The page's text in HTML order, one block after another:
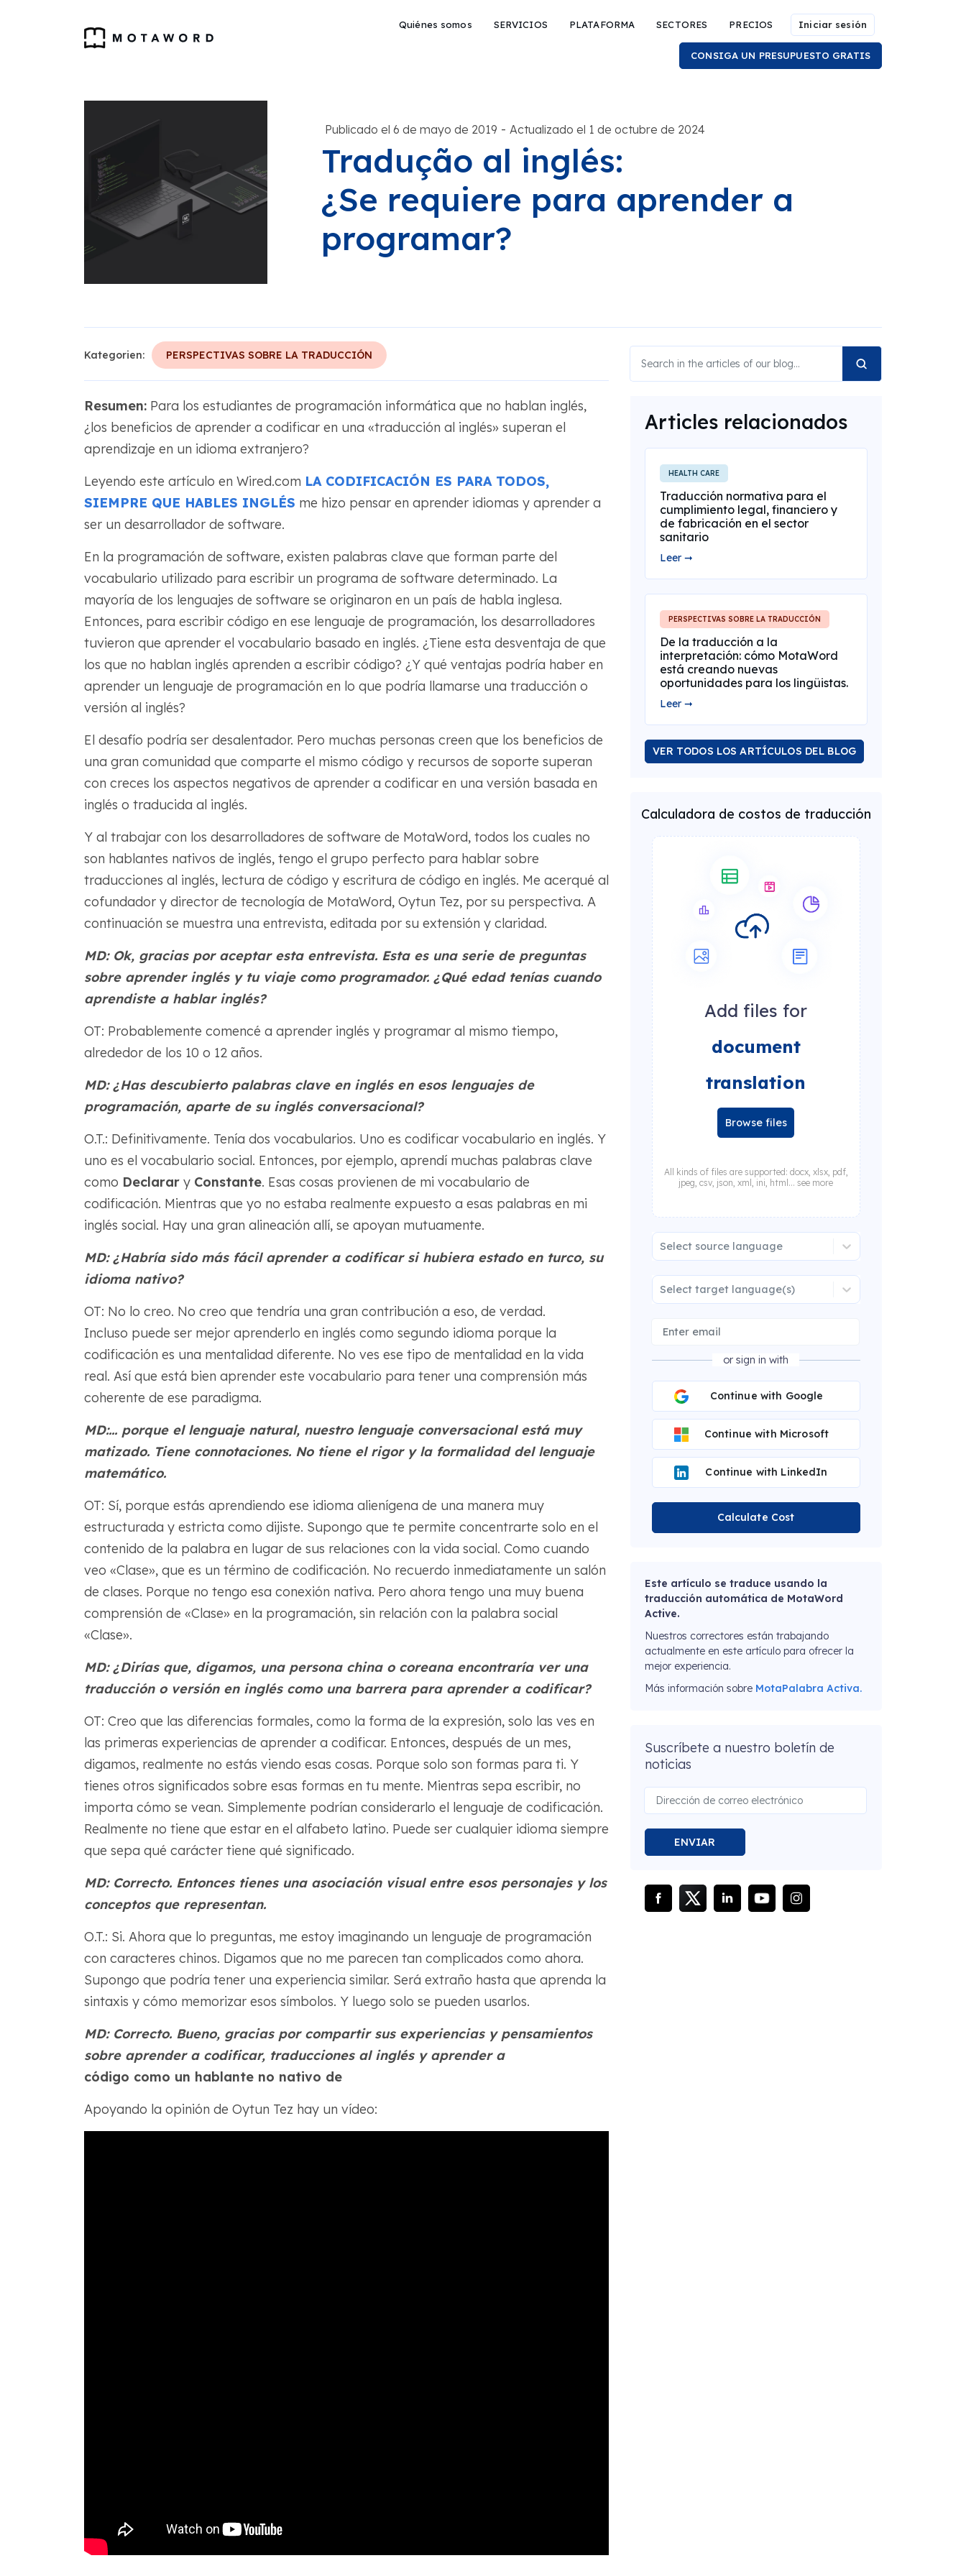
Quiénes somos SERVICIOS PLATAFORMA SECTORES PRECIOS Iniciar sesión
CONSIGA UN PRESUPUESTO GRATIS
Publicado el 6 de mayo de 2019 - Actualizado el 1 de octubre de 2024
Tradução al inglés:
¿Se requiere para aprender a
programar?
Kategorien: PERSPECTIVAS SOBRE LA TRADUCCIÓN
Resumen:Para los estudiantes de programación informática que no hablan inglés,
¿los beneficios de aprender a codificar en una «traducción al inglés» superan el
aprendizaje en un idioma extranjero?
Leyendo este artículo en Wired.com LA CODIFICACIÓN ES PARA TODOS,
SIEMPRE QUE HABLES INGLÉS me hizo pensar en aprender idiomas y aprender a
ser un desarrollador de software.
En la programación de software, existen palabras clave que forman parte del
vocabulario utilizado para escribir un programa de software determinado. La
mayoría de los lenguajes de software se originaron en un país de habla inglesa.
Entonces, para escribir código en ese lenguaje de programación, los desarrolladores
tuvieron que aprender el vocabulario basado en inglés. ¿Tiene esta desventaja de que
los que no hablan inglés aprenden a escribir código? ¿Y qué ventajas podría haber en
aprender un lenguaje de programación en lo que podría llamarse una traducción o
versión al inglés?
El desafío podría ser desalentador. Pero muchas personas creen que los beneficios de
una gran comunidad que comparte el mismo código y recursos de soporte superan
con creces los aspectos negativos de aprender a codificar en una versión basada en
inglés o traducida al inglés.
Y al trabajar con los desarrolladores de software de MotaWord, todos los cuales no
son hablantes nativos de inglés, tengo el grupo perfecto para hablar sobre
traducciones al inglés, lectura de código y escritura de código en inglés. Me acerqué al
cofundador y director de tecnología de MotaWord, Oytun Tez, por su perspectiva. A
continuación se muestra una entrevista, editada por su extensión y claridad.
MD: Ok, gracias por aceptar esta entrevista. Esta es una serie de preguntas
sobre aprender inglés y tu viaje como programador. ¿Qué edad tenías cuando
aprendiste a hablar inglés?
OT: Probablemente comencé a aprender inglés y programar al mismo tiempo,
alrededor de los 10 o 12 años.
MD: ¿Has descubierto palabras clave en inglés en esos lenguajes de
programación, aparte de su inglés conversacional?
O.T.: Definitivamente. Tenía dos vocabularios. Uno es codificar vocabulario en inglés. Y
uno es el vocabulario social. Entonces, por ejemplo, aprendí muchas palabras clave
como Declarary Constante. Esas cosas provienen de mi vocabulario de
codificación. Mientras que yo no estaba realmente expuesto a esas palabras en mi
inglés social. Hay una gran alineación allí, se apoyan mutuamente.
MD: ¿Habría sido más fácil aprender a codificar si hubiera estado en turco, su
idioma nativo?
OT: No lo creo. No creo que tendría una gran contribución a eso, de verdad.
Incluso puede ser mejor aprenderlo en inglés como segundo idioma porque la
codificación es una mentalidad diferente. No ves ese tipo de mentalidad en la vida
real. Así que está bien aprender este vocabulario para tener una comprensión más
coherente de ese paradigma.
MD:... porque el lenguaje natural, nuestro lenguaje conversacional está muy
matizado. Tiene connotaciones. No tiene el rigor y la formalidad del lenguaje
matemático.
OT: Sí, porque estás aprendiendo ese idioma alienígena de una manera muy
estructurada y estricta como dijiste. Supongo que te permite concentrarte solo en el
contenido de la palabra en lugar de sus relaciones con la vida social. Como cuando
veo «Clase», que es un término de codificación. No recuerdo inmediatamente un salón
de clases. Porque no tengo esa conexión nativa. Pero ahora tengo una muy buena
comprensión de «Clase» en la programación, sin relación con la palabra social
«Clase».
MD: ¿Dirías que, digamos, una persona china o coreana encontraría ver una
traducción o versión en inglés como una barrera para aprender a codificar?
OT: Creo que las diferencias formales, como la forma de la expresión, solo las ves en
las primeras experiencias de aprender a codificar. Entonces, después de un mes,
digamos, realmente no estás viendo esas cosas. Porque solo son formas para ti. Y
tienes otros significados sobre esas formas en tu mente. Mientras sepa escribir, no
importa cómo se vean. Simplemente podrían considerarlo el lenguaje de codificación.
Realmente no tiene que estar en el alfabeto latino. Puede ser cualquier idioma siempre
que sepa qué carácter tiene qué significado.
MD: Correcto. Entonces tienes una asociación visual entre esos personajes y los
conceptos que representan.
O.T.: Si. Ahora que lo preguntas, me estoy imaginando un lenguaje de programación
con caracteres chinos. Digamos que no me parecen tan complicados como ahora.
Supongo que podría tener una experiencia similar. Será extraño hasta que aprenda la
sintaxis y cómo memorizar esos símbolos. Y luego solo se pueden usarlos.
MD: Correcto. Bueno, gracias por compartir sus experiencias y pensamientos
sobre aprender a codificar, traducciones al inglés y aprender a
código como un hablante no nativo de
Apoyando la opinión de Oytun Tez hay un vídeo:
Articles relacionados
HEALTH CARE
Traducción normativa para el
cumplimiento legal, financiero y
de fabricación en el sector
sanitario
Leer ➞
PERSPECTIVAS SOBRE LA TRADUCCIÓN
De la traducción a la
interpretación: cómo MotaWord
está creando nuevas
oportunidades para los lingüistas.
Leer ➞
VER TODOS LOS ARTÍCULOS DEL BLOG
Calculadora de costos de traducción
Add files for
document
translation
Browse files
All kinds of files are supported: docx, xlsx, pdf,
jpeg, csv, json, xml, ini, html... see more
Select source language
Select target language(s)
or sign in with
Continue with Google
Continue with Microsoft
Continue with LinkedIn
Calculate Cost
Este artículo se traduce usando la
traducción automática de MotaWord
Active.
Nuestros correctores están trabajando
actualmente en este artículo para ofrecer la
mejor experiencia.
Más información sobreMotaPalabra Activa.
Suscríbete a nuestro boletín de
noticias
ENVIAR